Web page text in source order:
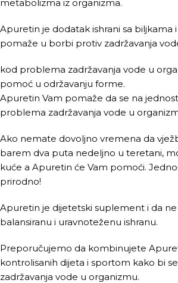
metabolizma iz organizma.
Apuretin je dodatak ishrani sa biljkama
pomaže u borbi protiv zadržavanja
kod problema zadržavanja vode u
pomoć u održavanju forme.
Apuretin Vam pomaže da se na
problema zadržavanja vode u
Ako nemate dovoljno vremena da
barem dva puta nedeljno u teretani,
kuće a Apuretin će Vam pomoći.
prirodno!
Apuretin je dijetetski suplement i da
balansiranu i uravnoteženu ishranu.
Preporučujemo da kombinujete
kontrolisanih dijeta i sportom kako bi
zadržavanja vode u organizmu.